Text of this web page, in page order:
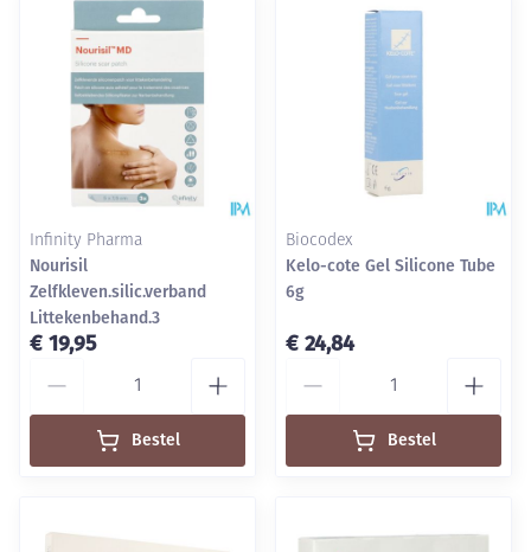
Infinity Pharma
Nourisil
Zelfkleven.silic.verband
Littekenbehand.3
€ 19,95
Bestel
Biocodex
Kelo-cote Gel Silicone Tube
6g
€ 24,84
Bestel